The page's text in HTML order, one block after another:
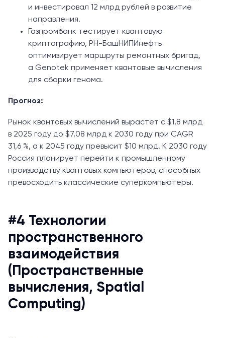
и инвестировал 12 млрд рублей в развитие
направления.
Газпромбанк тестирует квантовую
криптографию, РН-БашНИПИнефть
оптимизирует маршруты ремонтных бригад,
а Genotek применяет квантовые вычисления
для сборки генома.
Прогноз:
Рынок квантовых вычислений вырастет с $1,8 млрд
в 2025 году до $7,08 млрд к 2030 году при CAGR
31,6 %, а к 2045 году превысит $10 млрд. К 2030 году
Россия планирует перейти к промышленному
производству квантовых компьютеров, способных
превосходить классические суперкомпьютеры.
#4 Технологии
пространственного
взаимодействия
(Пространственные
вычисления, Spatial
Computing)